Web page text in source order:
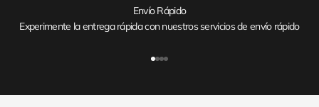
Envío Rápido
Experimente la entrega rápida con nuestros servicios de envío rápido